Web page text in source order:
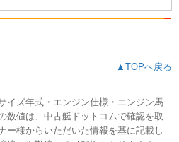
▲TOPへ戻る
イズ年式・エンジン仕様・エンジン馬
数値は、中古艇ドットコムで確認を取
ー様からいただいた情報を基に記載し